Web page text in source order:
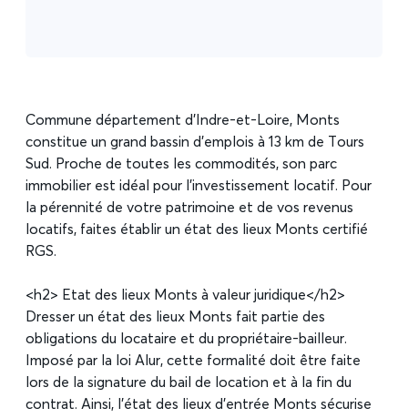
Commune département d’Indre-et-Loire, Monts
constitue un grand bassin d’emplois à 13 km de Tours
Sud. Proche de toutes les commodités, son parc
immobilier est idéal pour l’investissement locatif. Pour
la pérennité de votre patrimoine et de vos revenus
locatifs, faites établir un état des lieux Monts certifié
RGS.
<h2> Etat des lieux Monts à valeur juridique</h2>
Dresser un état des lieux Monts fait partie des
obligations du locataire et du propriétaire-bailleur.
Imposé par la loi Alur, cette formalité doit être faite
lors de la signature du bail de location et à la fin du
contrat. Ainsi, l’état des lieux d’entrée Monts sécurise